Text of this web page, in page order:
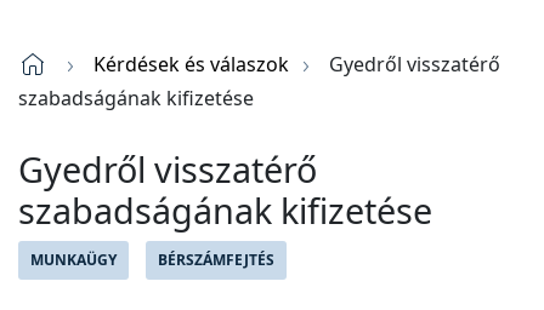
Kérdések és válaszok
Gyedről visszatérő
szabadságának kifizetése
Gyedről visszatérő
szabadságának kifizetése
MUNKAÜGY BÉRSZÁMFEJTÉS